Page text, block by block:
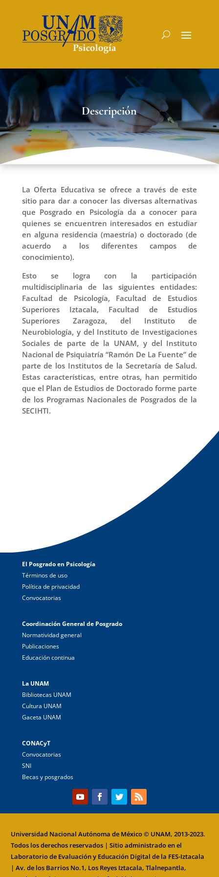
Descripción
La Oferta Educativa se ofrece a través de este
sitio para dar a conocer las diversas alternativas
que Posgrado en Psicología da a conocer para
quienes se encuentren interesados en estudiar
en alguna residencia (maestría) o doctorado (de
acuerdo a los diferentes campos de
conocimiento).
Esto se logra con la participación
multidisciplinaria de las siguientes entidades:
Facultad de Psicología, Facultad de Estudios
Superiores Iztacala, Facultad de Estudios
Superiores Zaragoza, del Instituto de
Neurobiología, y del Instituto de Investigaciones
Sociales de parte de la UNAM, y del Instituto
Nacional de Psiquiatría “Ramón De La Fuente” de
parte de los Institutos de la Secretaría de Salud.
Estas características, entre otras, han permitido
que el Plan de Estudios de Doctorado forme parte
de los Programas Nacionales de Posgrados de la
SECIHTI.
El Posgrado en Psicología
Términos de uso
Política de privacidad
Convocatorias
Coordinación General de Posgrado
Normatividad general
Publicaciones
Educación continua
La UNAM
Bibliotecas UNAM
Cultura UNAM
Gaceta UNAM
CONACyT
Convocatorias
SNI
Becas y posgrados
Universidad Nacional Autónoma de México© UNAM, 2013-2023.
Todos los derechos reservados | Sitio administrado en el
Laboratorio de Evaluación y Educación Digital de la FES-Iztacala
| Av. de los Barrios No.1, Los Reyes Iztacala, Tlalnepantla,